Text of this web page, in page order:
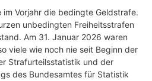
Vorjahr die bedingte Geldstrafe.
unbedingten Freiheitsstrafen
Am 31. Januar 2026 waren
viele wie noch nie seit Beginn der
Strafurteilsstatistik und der
des Bundesamtes für Statistik